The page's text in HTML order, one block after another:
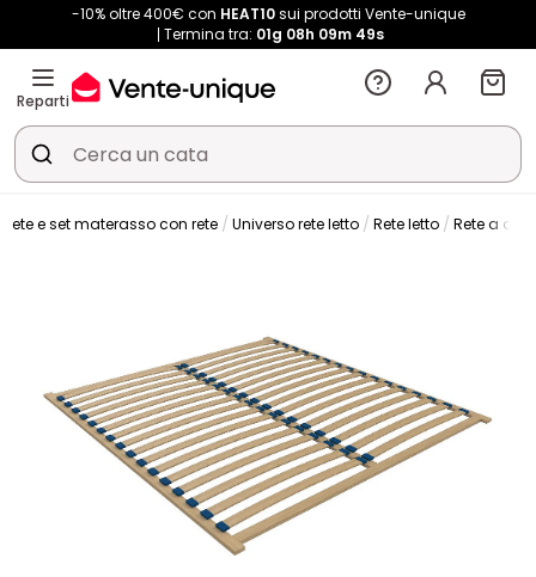
-10% oltre 400€ con HEAT10sui prodotti Vente-unique
Termina tra: 01g 08h 09m 49s
Reparti
Rete e set materasso con rete Universo rete letto Rete letto Rete a